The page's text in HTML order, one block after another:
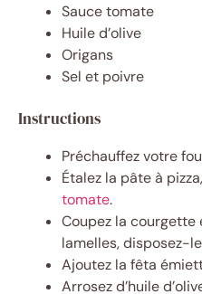
Sauce tomate
Huile d’olive
Origans
Sel et poivre
Instructions
Préchauffez votre
Étalez la pâte à pizza,
tomate.
Coupez la courgette
lamelles, disposez-
Ajoutez la fêta
Arrosez d’huile